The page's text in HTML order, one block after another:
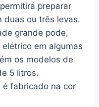
preparar
duas ou três levas.
grande pode,
em algumas
os modelos de
5 litros.
é fabricado na cor